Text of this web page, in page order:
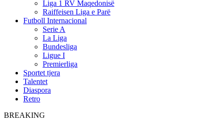
Liga 1 RV Maqedonisë
Raiffeisen Liga e Parë
Futboll Internacional
Serie A
La Liga
Bundesliga
Ligue I
Premierliga
Sportet tjera
Talentet
Diaspora
Retro
BREAKING